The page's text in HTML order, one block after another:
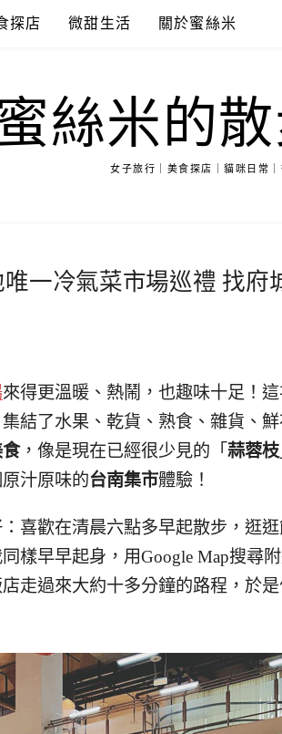
探店 微甜生活 關於蜜絲米
絲米的
女子旅行｜美食探店｜貓咪日常
一冷氣菜市場巡禮 找府
來得更溫暖、熱鬧，也趣味十足！這
結了水果、乾貨、熟食、雜貨、鮮
，像是現在已經很少見的「 蒜蓉枝
汁原味的台南集市體驗！
喜歡在清晨六點多早起散步，逛
樣早早起身，用Google Map搜尋
走過來大約十多分鐘的路程，於